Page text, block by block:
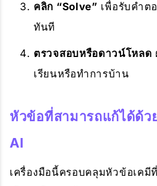
คลิก “Solve” เพื่อรับคำ
ทันที
ตรวจสอบหรือดาวน์โหลด
เรียนหรือทำการบ้าน
หัวข้อที่สามารถแก้ได้ด้ว
AI
เครื่องมือนี้ครอบคลุมหัวข้อเค